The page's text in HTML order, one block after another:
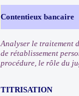
Contentieux bancaire
Analyser le traitement
de rétablissement
procédure, le rôle du
TITRISATION